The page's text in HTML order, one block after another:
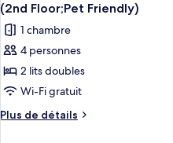
(Pet
Friendly)
grand
lit,
non-
fumeurs,
balcon
(2nd
Floor;Pet
chambre
Chambre
Standard,
grand
lit,
fumeurs,
les
photos
pour
ce
type
de
(2nd Floor;Pet Friendly)
1 chambre
4 personnes
2 lits doubles
Wi-Fi gratuit
Plus de détails
Plus